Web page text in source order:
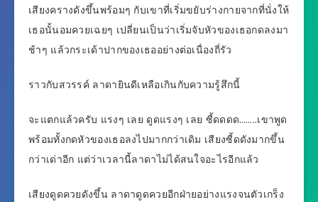
เสียงครางดังขึ้นพร้อมๆ กับเขาที่เริ่มขยับร่างกายจากที่นั่งให้
เธอนั้นอมควยเฉยๆ เปลี่ยนเป็นว่าเริ่มจับหัวของเธอกดลงมา
ช้าๆ แล้วกระเด้าปากของเธออย่างต่อเนื่องถี่รัว
ราวกับสวรรค์ ลาดายินดีเหลือเกินกับความรู้สึกนี้
จะแตกแล้วครับ แรงๆ เลย ดูดแรงๆ เลย ซี้ดดดด……..เขาพูด
พร้อมทั้งกดหัวของเธอลงไปมากกว่าเดิม เสียงซี้ดดังมากขึ้น
กว่าเด่าอีก แต่ว่าเวลานี้ลาดาไม่ได้สนใจอะไรอีกแล้ว
เสียงดูดควยดังขึ้น ลาดาดูดควยอีกฝ่ายอย่างแรงจนตัวเกร็ง